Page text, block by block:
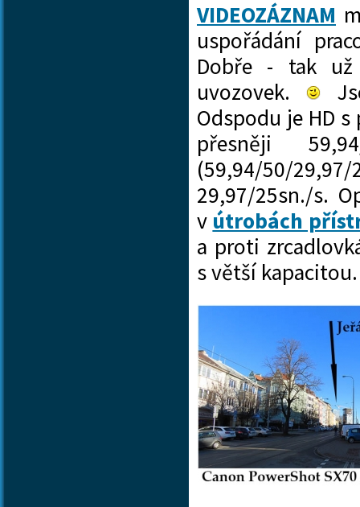
VIDEOZÁZNAM
uspořádání
Dobře - tak už
uvozovek.
Odspodu je HD
přesněji
(59,94/50/29,97/
29,97/25sn./s.
v útrobách
a proti
s větší kapacitou.